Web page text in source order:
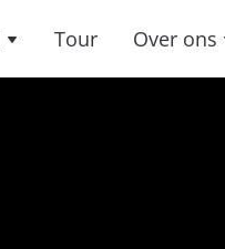
Tour Over ons